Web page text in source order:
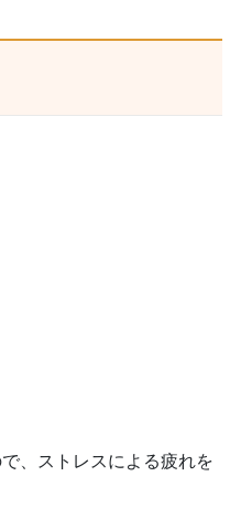
、ストレスによる疲れを